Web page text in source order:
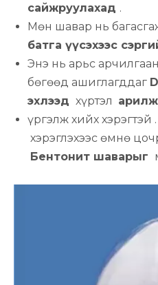
сайжруулахад .
Мөн шавар нь
батга үүсэхээс
Энэ нь арьс
бөгөөд ашиглагддаг
эхлээд хүртэл
үргэлж хийх хэрэгтэй .
хэрэглэхээс өмнө
Бентонит шаварыг